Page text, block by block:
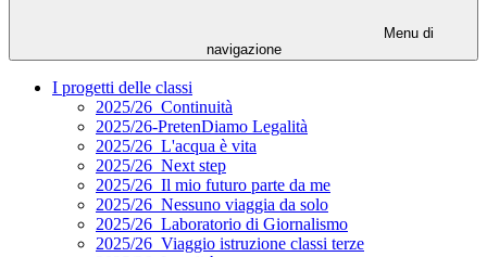
Menu di
navigazione
I progetti delle classi
2025/26_Continuità
2025/26-PretenDiamo Legalità
2025/26_L'acqua è vita
2025/26_Next step
2025/26_Il mio futuro parte da me
2025/26_Nessuno viaggia da solo
2025/26_Laboratorio di Giornalismo
2025/26_Viaggio istruzione classi terze